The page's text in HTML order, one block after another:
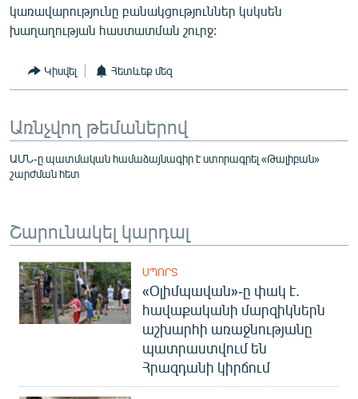
կառավարությունը բանակցություններ կսկսեն
խաղաղության հաստատման շուրջ:
Կիսվել Հետևեք մեզ
Առնչվող թեմաներով
ԱՄՆ-ը պատմական համաձայնագիր է ստորագրել «Թալիբան»
շարժման հետ
Շարունակել կարդալ
ՍՊՈՐՏ
«Օլիմպավան»-ը փակ է.
հավաքականի մարզիկներն
աշխարհի առաջնությանը
պատրաստվում են
Հրազդանի կիրճում